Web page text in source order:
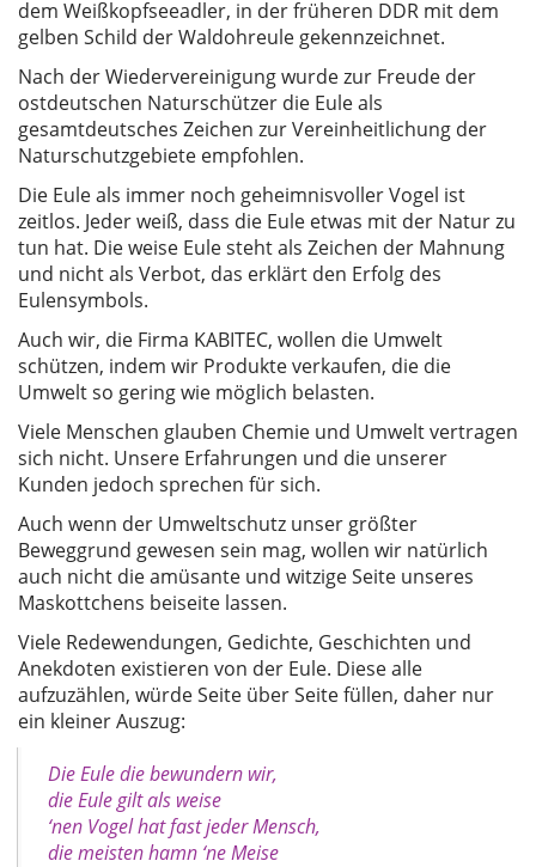
dem Weißkopfseeadler, in der früheren DDR mit dem
gelben Schild der Waldohreule gekennzeichnet.
Nach der Wiedervereinigung wurde zur Freude der
ostdeutschen Naturschützer die Eule als
gesamtdeutsches Zeichen zur Vereinheitlichung der
Naturschutzgebiete empfohlen.
Die Eule als immer noch geheimnisvoller Vogel ist
zeitlos. Jeder weiß, dass die Eule etwas mit der Natur zu
tun hat. Die weise Eule steht als Zeichen der Mahnung
und nicht als Verbot, das erklärt den Erfolg des
Eulensymbols.
Auch wir, die Firma KABITEC, wollen die Umwelt
schützen, indem wir Produkte verkaufen, die die
Umwelt so gering wie möglich belasten.
Viele Menschen glauben Chemie und Umwelt vertragen
sich nicht. Unsere Erfahrungen und die unserer
Kunden jedoch sprechen für sich.
Auch wenn der Umweltschutz unser größter
Beweggrund gewesen sein mag, wollen wir natürlich
auch nicht die amüsante und witzige Seite unseres
Maskottchens beiseite lassen.
Viele Redewendungen, Gedichte, Geschichten und
Anekdoten existieren von der Eule. Diese alle
aufzuzählen, würde Seite über Seite füllen, daher nur
ein kleiner Auszug:
Die Eule die bewundern wir,
die Eule gilt als weise
‘nen Vogel hat fast jeder Mensch,
die meisten hamn ‘ne Meise